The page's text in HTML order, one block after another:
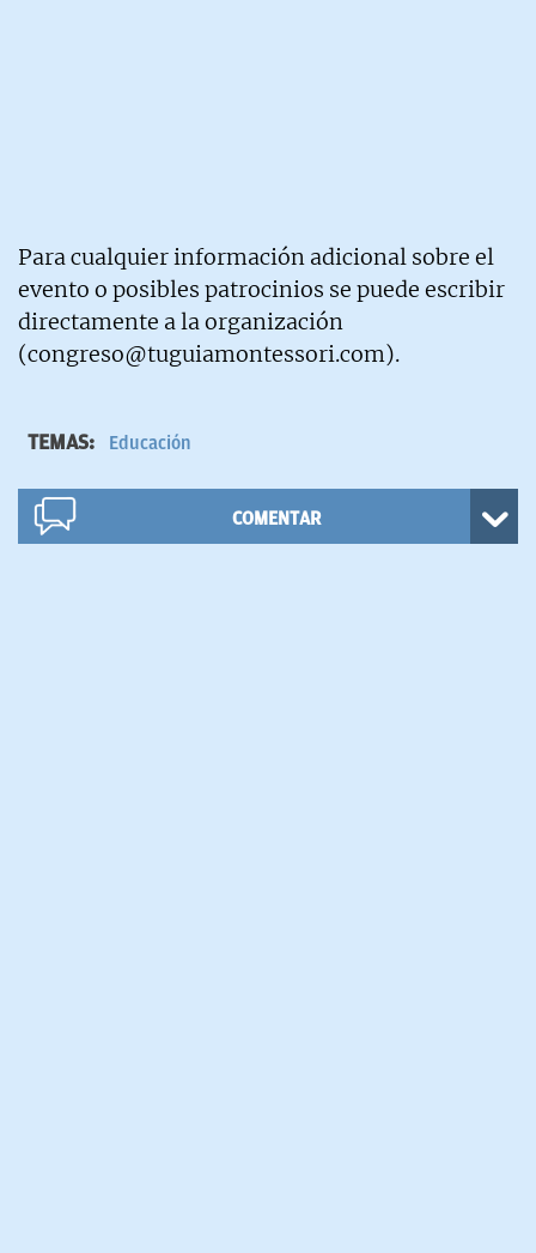
Para cualquier información adicional sobre el
evento o posibles patrocinios se puede escribir
directamente a la organización
(congreso@tuguiamontessori.com).
TEMAS: Educación
COMENTAR